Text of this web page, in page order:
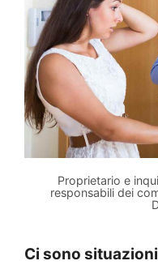
Proprietario e
responsabili dei
Ci sono